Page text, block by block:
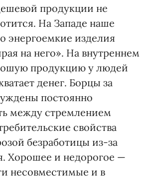
продукции не
На Западе наше
энергоемкие изделия
на него». На внутреннем
продукцию у людей
денег. Борцы за
постоянно
между стремлением
свойства
безработицы из-за
Хорошее и недорогое —
несовместимые и в